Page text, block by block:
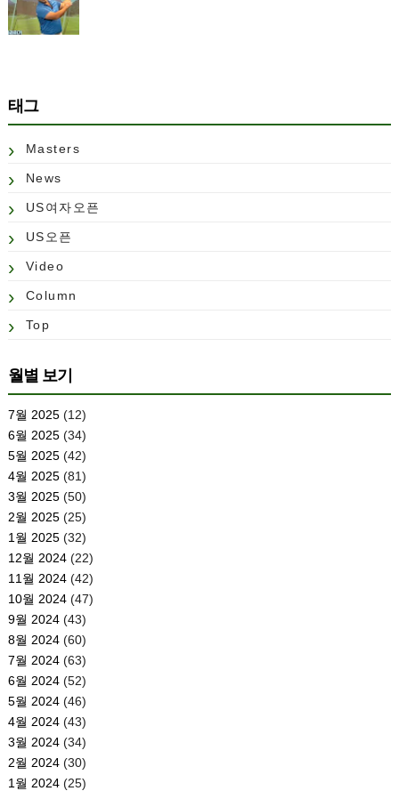
태그
Masters
News
US여자오픈
US오픈
Video
Column
Top
월별 보기
7월 2025(12)
6월 2025(34)
5월 2025(42)
4월 2025(81)
3월 2025(50)
2월 2025(25)
1월 2025(32)
12월 2024(22)
11월 2024(42)
10월 2024(47)
9월 2024(43)
8월 2024(60)
7월 2024(63)
6월 2024(52)
5월 2024(46)
4월 2024(43)
3월 2024(34)
2월 2024(30)
1월 2024(25)